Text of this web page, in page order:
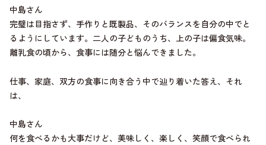
中島さん
完璧は目指さず、手作りと既製品、そのバランスを自分の中でと
るようにしています。二人の子どものうち、上の子は偏食気味。
離乳食の頃から、食事には随分と悩んできました。
仕事、家庭、双方の食事に向き合う中で辿り着いた答え、それ
は、
中島さん
何を食べるかも大事だけど、美味しく、楽しく、笑顔で食べられ